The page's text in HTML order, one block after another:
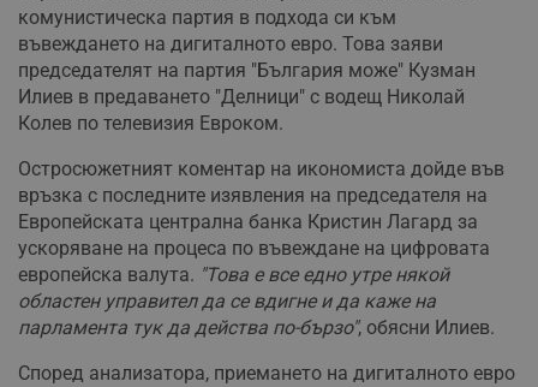
комунистическа партия в подхода си към
въвеждането на дигиталното евро. Това заяви
председателят на партия "България може" Кузман
Илиев в предаването "Делници" с водещ Николай
Колев по телевизия Евроком.
Остросюжетният коментар на икономиста дойде във
връзка с последните изявления на председателя на
Европейската централна банка Кристин Лагард за
ускоряване на процеса по въвеждане на цифровата
европейска валута. "Това е все едно утре някой
областен управител да се вдигне и да каже на
парламента тук да действа по-бързо", обясни Илиев.
Според анализатора, приемането на дигиталното евро